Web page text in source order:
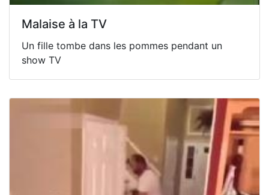
Malaise à la TV
Un fille tombe dans les pommes pendant un
show TV